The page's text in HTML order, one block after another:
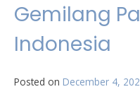
Gemilang
Indonesia
Posted on December 4,